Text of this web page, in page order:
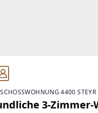
4400 STEYR
3-Zimmer-